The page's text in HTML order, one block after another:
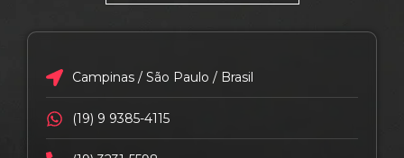
Campinas / São Paulo / Brasil
(19) 9 9385-4115